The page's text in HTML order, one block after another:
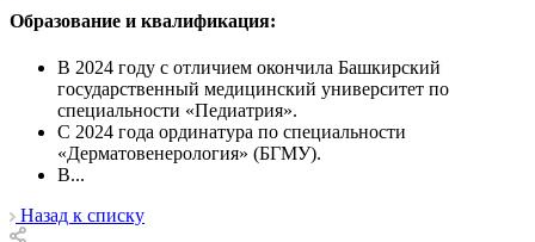
Образование и квалификация:
В 2024 году с отличием окончила Башкирский
государственный медицинский университет по
специальности «Педиатрия».
С 2024 года ординатура по специальности
«Дерматовенерология» (БГМУ).
В...
Назад к списку